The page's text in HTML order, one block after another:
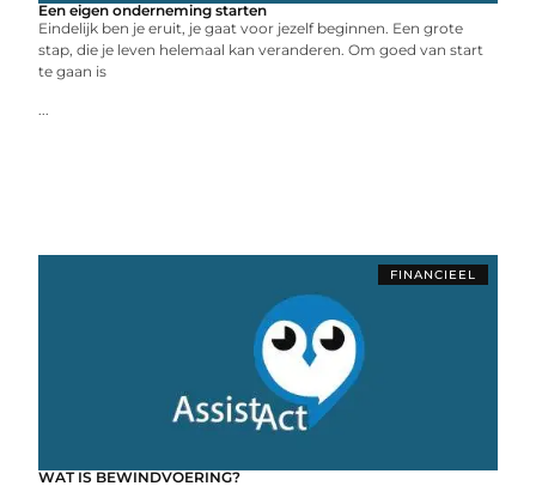
Een eigen onderneming starten
Eindelijk ben je eruit, je gaat voor jezelf beginnen. Een grote
stap, die je leven helemaal kan veranderen. Om goed van start
te gaan is
...
FINANCIEEL
WAT IS BEWINDVOERING?